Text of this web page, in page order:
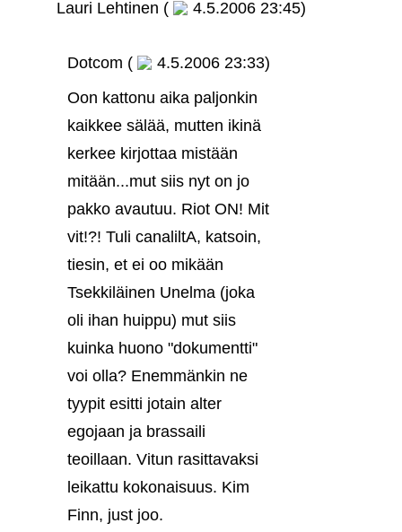
Lauri Lehtinen ( 4.5.2006 23:45)
Dotcom (
4.5.2006 23:33)
Oon kattonu aika paljonkin
kaikkee sälää, mutten ikinä
kerkee kirjottaa mistään
mitään...mut siis nyt on jo
pakko avautuu. Riot ON! Mit
vit!?! Tuli canaliltA, katsoin,
tiesin, et ei oo mikään
Tsekkiläinen Unelma (joka
oli ihan huippu) mut siis
kuinka huono "dokumentti"
voi olla? Enemmänkin ne
tyypit esitti jotain alter
egojaan ja brassaili
teoillaan. Vitun rasittavaksi
leikattu kokonaisuus. Kim
Finn, just joo.